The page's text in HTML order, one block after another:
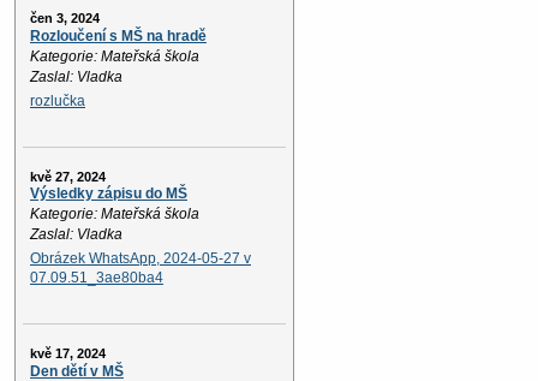
čen 3, 2024
Rozloučení s MŠ na hradě
Kategorie: Mateřská škola
Zaslal: Vladka
rozlučka
kvě 27, 2024
Výsledky zápisu do MŠ
Kategorie: Mateřská škola
Zaslal: Vladka
Obrázek WhatsApp, 2024-05-27 v
07.09.51_3ae80ba4
kvě 17, 2024
Den dětí v MŠ